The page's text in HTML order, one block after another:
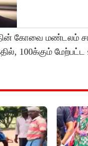
கோவை மண்டலம்
100க்கும் மேற்பட்ட